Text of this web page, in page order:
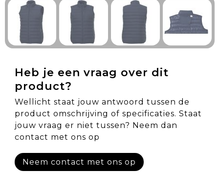
Eten & Drinken
Heb je een vraag over dit
product?
Wellicht staat jouw antwoord tussen de
product omschrijving of specificaties. Staat
jouw vraag er niet tussen? Neem dan
contact met ons op
Neem contact met ons op